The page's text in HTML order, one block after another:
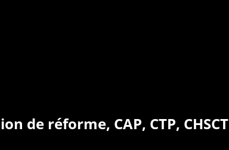
de réforme, CAP, CTP, CHSCT